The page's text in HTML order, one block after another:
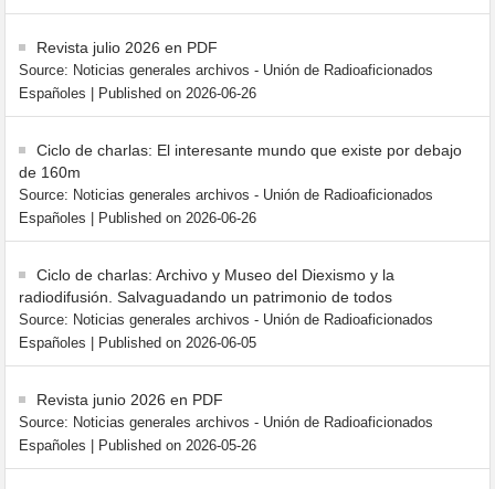
Revista julio 2026 en PDF
Source: Noticias generales archivos - Unión de Radioaficionados
Españoles
Published on 2026-06-26
Ciclo de charlas: El interesante mundo que existe por debajo
de 160m
Source: Noticias generales archivos - Unión de Radioaficionados
Españoles
Published on 2026-06-26
Ciclo de charlas: Archivo y Museo del Diexismo y la
radiodifusión. Salvaguadando un patrimonio de todos
Source: Noticias generales archivos - Unión de Radioaficionados
Españoles
Published on 2026-06-05
Revista junio 2026 en PDF
Source: Noticias generales archivos - Unión de Radioaficionados
Españoles
Published on 2026-05-26